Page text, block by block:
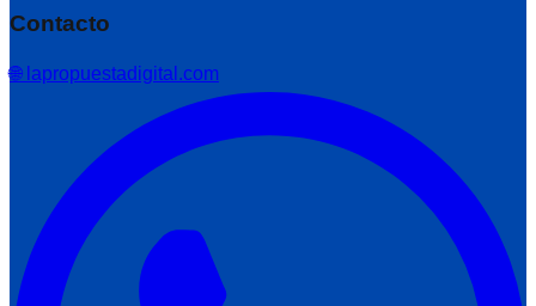
Contacto
🌐 lapropuestadigital.com